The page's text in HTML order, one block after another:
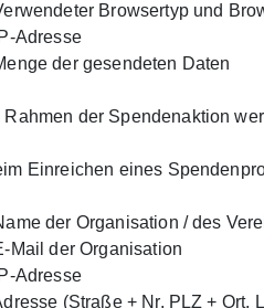
Browsertyp und
Adresse
der gesendeten Daten
Rahmen der Spendenaktion
Einreichen eines
der Organisation / des
Mail der Organisation
Adresse
(Straße + Nr, PLZ + Ort,